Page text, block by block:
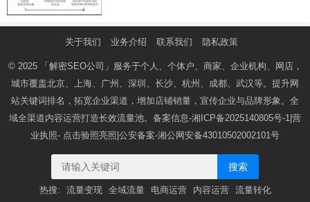
关于我们 业务介绍 联系我们 隐私政策
© 2025 「解密SEO公司」 服务于个人、个体户、商家、企业机构、网店，
城市覆盖北京、上海、广州、深圳、长沙、杭州、成都、武汉等。提升网
站关键词排名，拓宽企业渠道，增加店铺销量，宣传企业与品牌形象。全
域全渠道内容运营打造长效流量池。备案信息-湘ICP备2025140805号-1 |营
业执照- 点击验照亮照 |公安备案-湘公网安备43010502002101号
搜索
热搜: 流量变现 全域流量 电商运营 内容运营 流量转化